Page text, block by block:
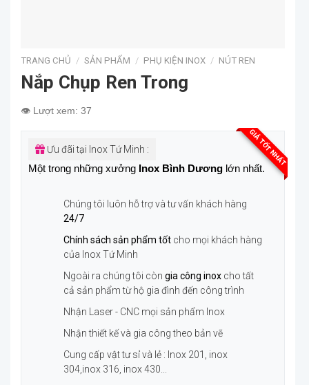
TRANG CHỦ / SẢN PHẨM / PHỤ KIỆN INOX / NÚT REN
Nắp Chụp Ren Trong
👁️ Lượt xem: 37
GIÁ TỐT NHẤT
Ưu đãi tại Inox Tứ Minh :
Một trong những xưởng Inox Bình Dương lớn nhất.
Chúng tôi luôn hỗ trợ và tư vấn khách hàng
24/7
Chính sách sản phẩm tốt cho mọi khách hàng
của Inox Tứ Minh
Ngoài ra chúng tôi còngia công inox cho tất
cả sản phẩm từ hộ gia đình đến công trình
Nhận Laser - CNC mọi sản phẩm Inox
Nhận thiết kế và gia công theo bản vẽ
Cung cấp vật tư sỉ và lẻ : Inox 201, inox
304,inox 316, inox 430...